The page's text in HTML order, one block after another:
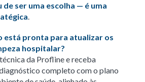
ser uma escolha — é uma
.
está pronta para atualizar os
hospitalar?
da Profline e receba
completo com o plano